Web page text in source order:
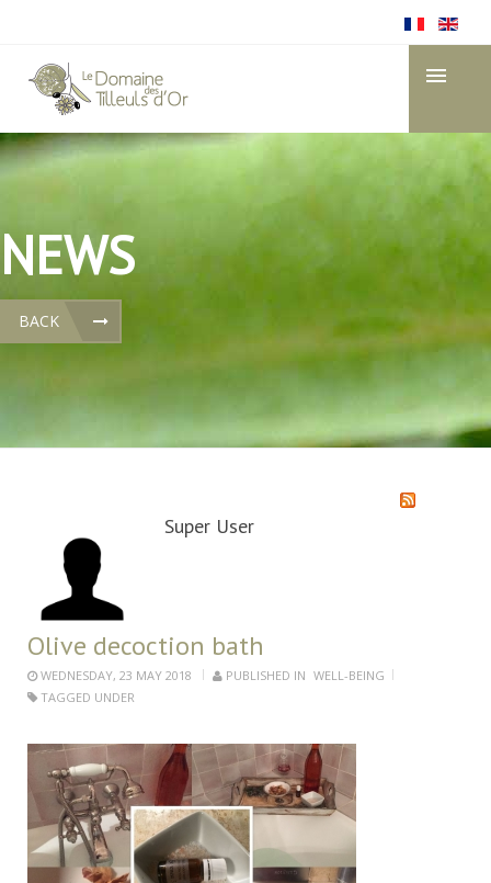
NEWS
BACK
Super User
Olive decoction bath
WEDNESDAY, 23 MAY 2018 PUBLISHED IN WELL-BEING
TAGGED UNDER